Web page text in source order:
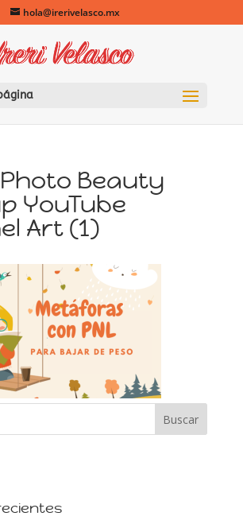
hola@irerivelasco.mx
Beauty
YouTube
Art (1)